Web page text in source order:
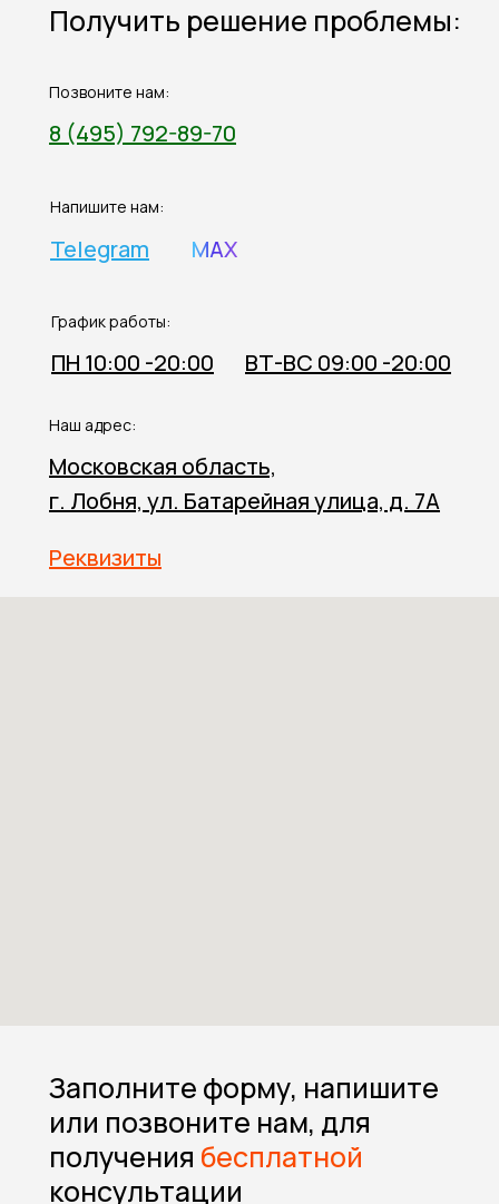
Получить решение проблемы:
Позвоните нам:
8 (495) 792-89-70
Напишите нам:
Telegram MAX
График работы:
ВТ-ВС 09:00 -20:00
ПН 10:00 -20:00
Наш адрес:
Московская область,
г. Лобня, ул. Батарейная улица, д. 7А
Реквизиты
Заполните форму, напишите
или позвоните нам, для
получения бесплатной
консультации